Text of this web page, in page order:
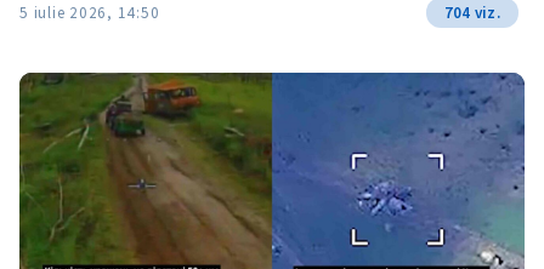
5 iulie 2026, 14:50 704 viz.